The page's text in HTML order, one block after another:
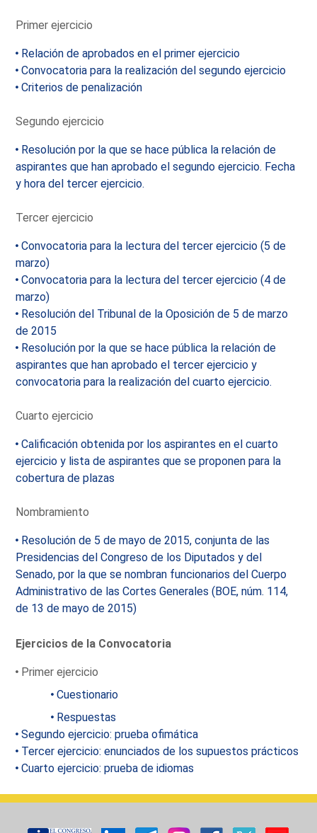
Primer ejercicio
Relación de aprobados en el primer ejercicio
Convocatoria para la realización del segundo ejercicio
Criterios de penalización
Segundo ejercicio
Resolución por la que se hace pública la relación de
aspirantes que han aprobado el segundo ejercicio. Fecha
y hora del tercer ejercicio.
Tercer ejercicio
Convocatoria para la lectura del tercer ejercicio (5 de
marzo)
Convocatoria para la lectura del tercer ejercicio (4 de
marzo)
Resolución del Tribunal de la Oposición de 5 de marzo
de 2015
Resolución por la que se hace pública la relación de
aspirantes que han aprobado el tercer ejercicio y
convocatoria para la realización del cuarto ejercicio.
Cuarto ejercicio
Calificación obtenida por los aspirantes en el cuarto
ejercicio y lista de aspirantes que se proponen para la
cobertura de plazas
Nombramiento
Resolución de 5 de mayo de 2015, conjunta de las
Presidencias del Congreso de los Diputados y del
Senado, por la que se nombran funcionarios del Cuerpo
Administrativo de las Cortes Generales (BOE, núm. 114,
de 13 de mayo de 2015)
Ejercicios de la Convocatoria
Primer ejercicio
Cuestionario
Respuestas
Segundo ejercicio: prueba ofimática
Tercer ejercicio: enunciados de los supuestos prácticos
Cuarto ejercicio: prueba de idiomas